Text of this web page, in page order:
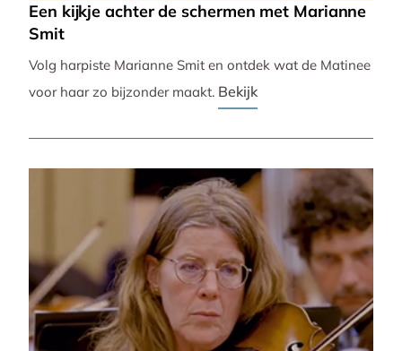
Een kijkje achter de schermen met Marianne
Smit
Volg harpiste Marianne Smit en ontdek wat de Matinee
voor haar zo bijzonder maakt. Bekijk